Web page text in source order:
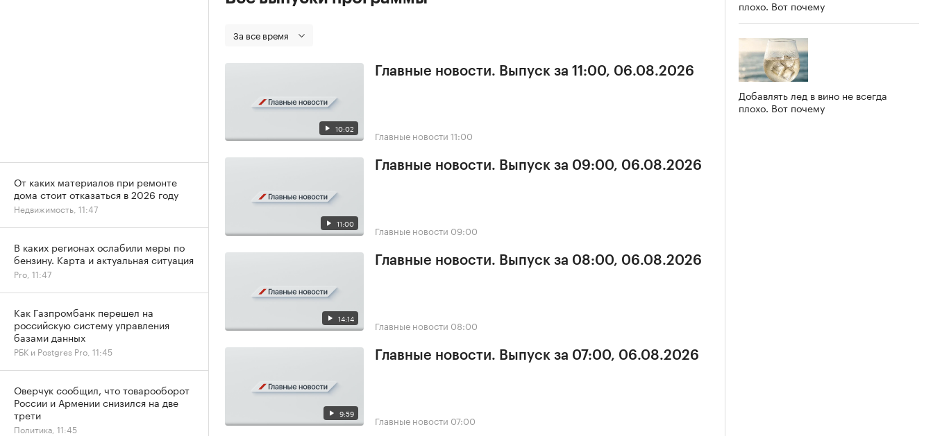
За все время
10:02
Главные новости. Выпуск за 11:00, 06.08.2026
Главные новости 11:00
11:00
Главные новости. Выпуск за 09:00, 06.08.2026
Главные новости 09:00
14:14
Главные новости. Выпуск за 08:00, 06.08.2026
Главные новости 08:00
9:59
Главные новости. Выпуск за 07:00, 06.08.2026
Главные новости 07:00
плохо. Вот почему
Добавлять лед в вино не всегда
плохо. Вот почему
От каких материалов при ремонте
дома стоит отказаться в 2026 году
Недвижимость, 11:47
В каких регионах ослабили меры по
бензину. Карта и актуальная ситуация
Pro, 11:47
Как Газпромбанк перешел на
российскую систему управления
базами данных
РБК и Postgres Pro, 11:45
Оверчук сообщил, что товарооборот
России и Армении снизился на две
трети
Политика, 11:45